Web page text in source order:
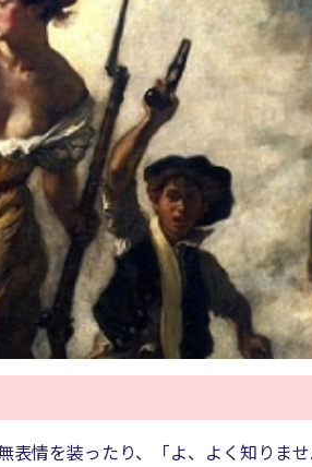
表情を装ったり、「よ、よく知りま